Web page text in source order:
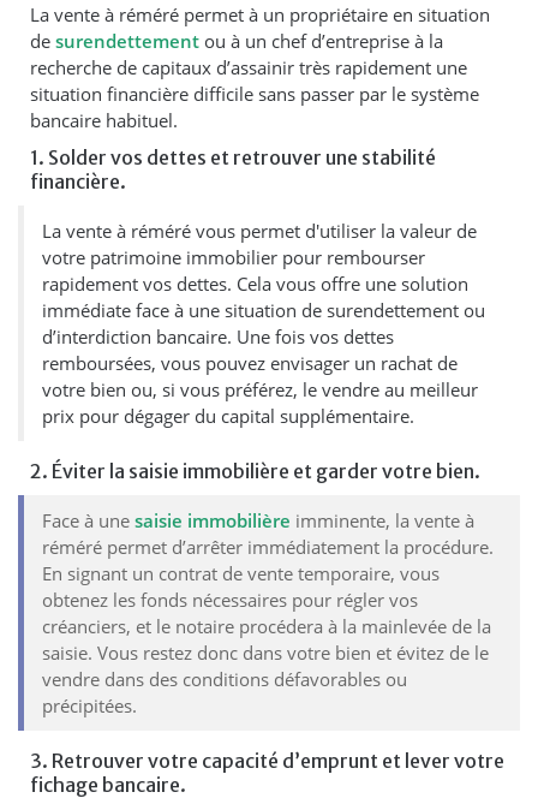
La vente à réméré permet à un propriétaire en situation
de surendettement ou à un chef d’entreprise à la
recherche de capitaux d’assainir très rapidement une
situation financière difficile sans passer par le système
bancaire habituel.
1. Solder vos dettes et retrouver une stabilité
financière.
La vente à réméré vous permet d'utiliser la valeur de
votre patrimoine immobilier pour rembourser
rapidement vos dettes. Cela vous offre une solution
immédiate face à une situation de surendettement ou
d’interdiction bancaire. Une fois vos dettes
remboursées, vous pouvez envisager un rachat de
votre bien ou, si vous préférez, le vendre au meilleur
prix pour dégager du capital supplémentaire.
2. Éviter la saisie immobilière et garder votre bien.
Face à une saisie immobilière imminente, la vente à
réméré permet d’arrêter immédiatement la procédure.
En signant un contrat de vente temporaire, vous
obtenez les fonds nécessaires pour régler vos
créanciers, et le notaire procédera à la mainlevée de la
saisie. Vous restez donc dans votre bien et évitez de le
vendre dans des conditions défavorables ou
précipitées.
3. Retrouver votre capacité d’emprunt et lever votre
fichage bancaire.